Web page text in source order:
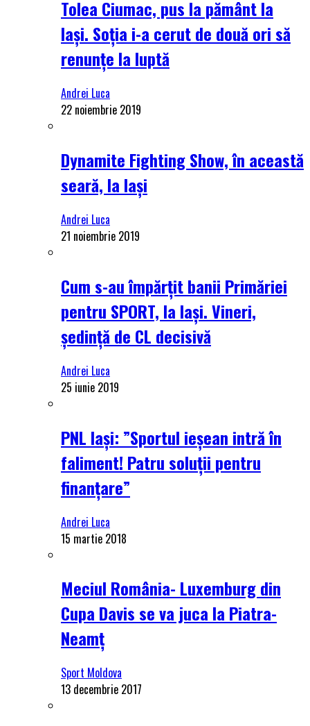
Tolea Ciumac, pus la pământ la
Iași. Soția i-a cerut de două ori să
renunțe la luptă
Andrei Luca
22 noiembrie 2019
Dynamite Fighting Show, în această
seară, la Iași
Andrei Luca
21 noiembrie 2019
Cum s-au împărțit banii Primăriei
pentru SPORT, la Iași. Vineri,
ședință de CL decisivă
Andrei Luca
25 iunie 2019
PNL Iași: ”Sportul ieșean intră în
faliment! Patru soluții pentru
finanțare”
Andrei Luca
15 martie 2018
Meciul România- Luxemburg din
Cupa Davis se va juca la Piatra-
Neamț
Sport Moldova
13 decembrie 2017